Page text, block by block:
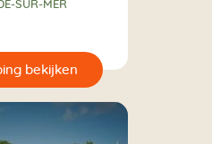
SUR-MER